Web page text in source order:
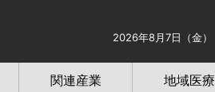
2026年8月7日（金）
関連産業 地域医療